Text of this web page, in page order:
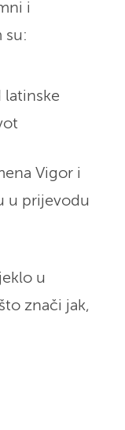
i
su:
latinske
Vigor i
u prijevodu
u
znači jak,